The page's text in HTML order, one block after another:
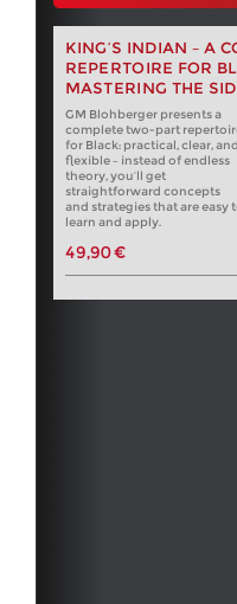
KING’S INDIAN – A
REPERTOIRE FOR
MASTERING THE
GM Blohberger presents a
complete two-part
for Black: practical, clear, and
flexible – instead of endless
theory, you’ll get
straightforward concepts
and strategies that are easy
learn and apply.
49,90 €